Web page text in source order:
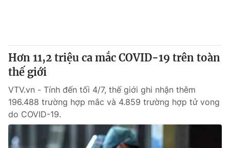
Hơn 11,2 triệu ca mắc COVID-19 trên toàn
thế giới
VTV.vn - Tính đến tối 4/7, thế giới ghi nhận thêm
196.488 trường hợp mắc và 4.859 trường hợp tử vong
do COVID-19.